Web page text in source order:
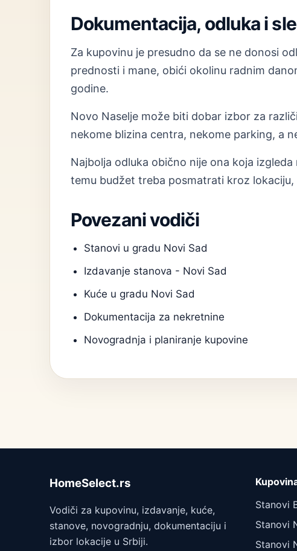
Dokumentacija, odluka i
Za kupovinu je presudno da se ne donosi
prednosti i mane, obići okolinu radnim
godine.
Novo Naselje može biti dobar izbor za
nekome blizina centra, nekome parking, a
Najbolja odluka obično nije ona koja
temu budžet treba posmatrati kroz
Povezani vodiči
Stanovi u gradu Novi Sad
Izdavanje stanova - Novi Sad
Kuće u gradu Novi Sad
Dokumentacija za nekretnine
Novogradnja i planiranje kupovine
HomeSelect.rs
Vodiči za kupovinu, izdavanje, kuće,
stanove, novogradnju, dokumentaciju i
izbor lokacije u Srbiji.
Stanovi
Stanovi
Stanovi